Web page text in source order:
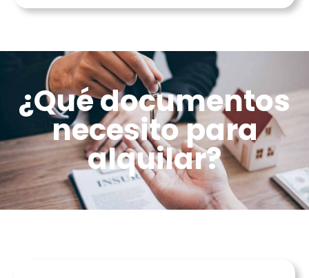
¿Qué documentos
necesito para
alquilar?